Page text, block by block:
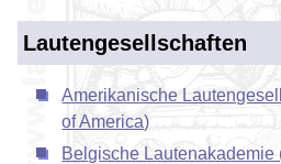
Lautengesellschaften
Amerikanische
of America)
Belgische Lautenakademie